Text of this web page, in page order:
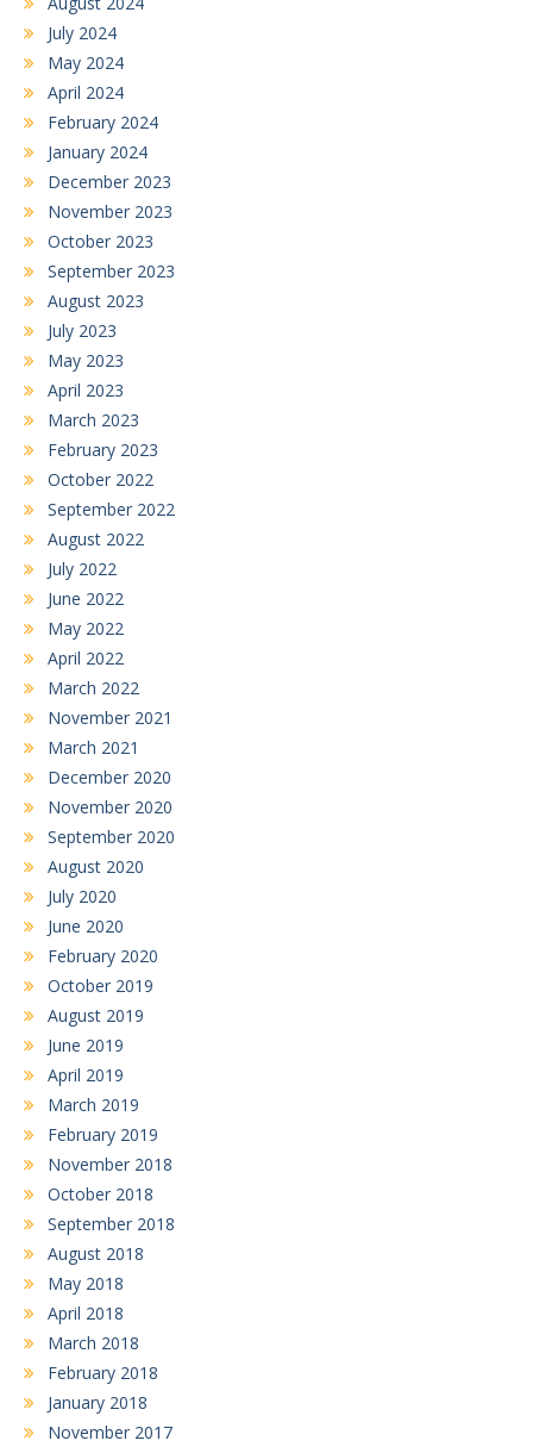
July 2024
May 2024
April 2024
February 2024
January 2024
December 2023
November 2023
October 2023
September 2023
August 2023
July 2023
May 2023
April 2023
March 2023
February 2023
October 2022
September 2022
August 2022
July 2022
June 2022
May 2022
April 2022
March 2022
November 2021
March 2021
December 2020
November 2020
September 2020
August 2020
July 2020
June 2020
February 2020
October 2019
August 2019
June 2019
April 2019
March 2019
February 2019
November 2018
October 2018
September 2018
August 2018
May 2018
April 2018
March 2018
February 2018
January 2018
November 2017